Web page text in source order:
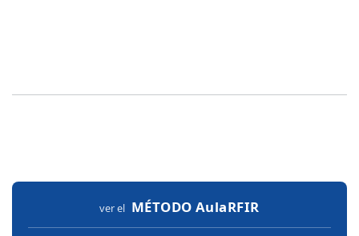
ver el MÉTODO AulaRFIR